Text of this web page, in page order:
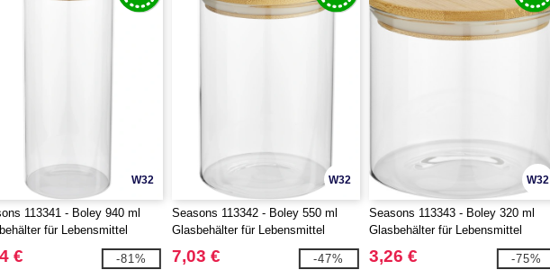
W32
113341 - Boley 940 ml
für Lebensmittel
€ -81%
W32
Seasons 113342 - Boley 550 ml
Glasbehälter für Lebensmittel
7,03 € -47%
W32
Seasons 113343 - Boley 320 ml
Glasbehälter für Lebensmittel
3,26 € -75%